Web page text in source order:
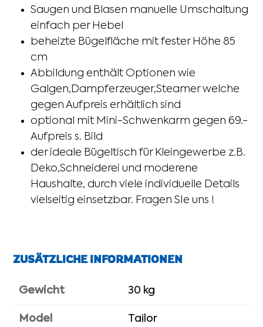
Saugen und Blasen manuelle Umschaltung
einfach per Hebel
beheizte Bügelfläche mit fester Höhe 85
cm
Abbildung enthält Optionen wie
Galgen,Dampferzeuger,Steamer welche
gegen Aufpreis erhältlich sind
optional mit Mini-Schwenkarm gegen 69.-
Aufpreis s. Bild
der ideale Bügeltisch für Kleingewerbe z.B.
Deko,Schneiderei und moderene
Haushalte, durch viele individuelle Details
vielseitig einsetzbar. Fragen SIe uns !
ZUSÄTZLICHE INFORMATIONEN
Gewicht 30 kg
Model Tailor